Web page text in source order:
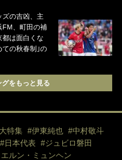
ズの吉凶、主
FM、町田の補
都は面白くな
ての秋春制｣の
グをもっと見る
特集 #伊東純也
#中村敬斗
#日本代表
#ジュビロ磐田
ルン・ミュンヘン